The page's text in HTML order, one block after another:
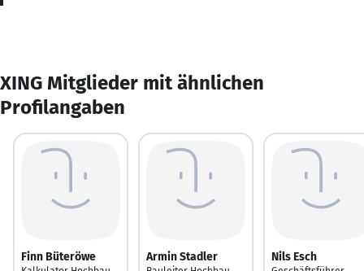
XING Mitglieder mit ähnlichen
Profilangaben
Finn Büteröwe Armin Stadler Nils Esch